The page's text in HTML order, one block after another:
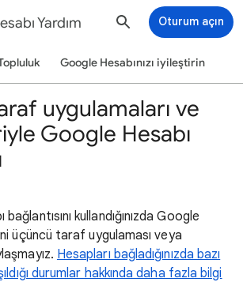
Yardım Oturum açın
Google Hesabınızı iyileştirin
uygulamaları ve
Google Hesabı
kullandığınızda Google
üçüncü taraf uygulaması veya
Hesapları bağladığınızda bazı
durumlar hakkında daha fazla bilgi